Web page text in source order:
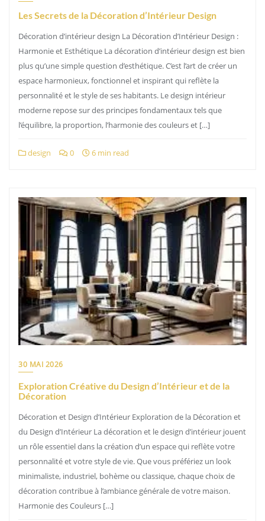
Les Secrets de la Décoration d’Intérieur Design
Décoration d’intérieur design La Décoration d’Intérieur Design :
Harmonie et Esthétique La décoration d’intérieur design est bien
plus qu’une simple question d’esthétique. C’est l’art de créer un
espace harmonieux, fonctionnel et inspirant qui reflète la
personnalité et le style de ses habitants. Le design intérieur
moderne repose sur des principes fondamentaux tels que
l’équilibre, la proportion, l’harmonie des couleurs et […]
design 0 6 min read
30 MAI 2026
Exploration Créative du Design d’Intérieur et de la
Décoration
Décoration et Design d’Intérieur Exploration de la Décoration et
du Design d’Intérieur La décoration et le design d’intérieur jouent
un rôle essentiel dans la création d’un espace qui reflète votre
personnalité et votre style de vie. Que vous préfériez un look
minimaliste, industriel, bohème ou classique, chaque choix de
décoration contribue à l’ambiance générale de votre maison.
Harmonie des Couleurs […]